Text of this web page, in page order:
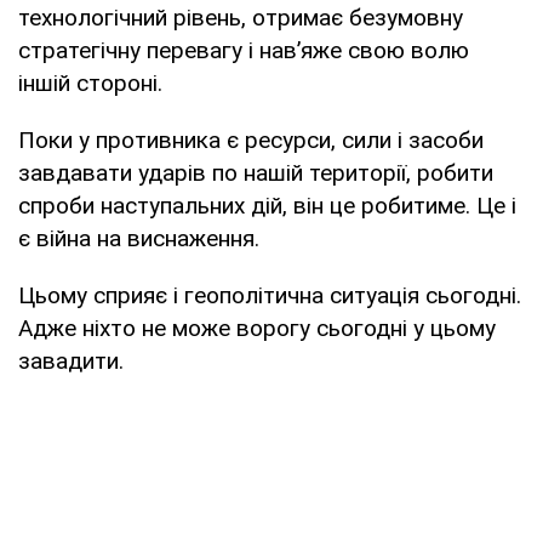
технологічний рівень, отримає безумовну
стратегічну перевагу і нав’яже свою волю
іншій стороні.
Поки у противника є ресурси, сили і засоби
завдавати ударів по нашій території, робити
спроби наступальних дій, він це робитиме. Це і
є війна на виснаження.
Цьому сприяє і геополітична ситуація сьогодні.
Адже ніхто не може ворогу сьогодні у цьому
завадити.